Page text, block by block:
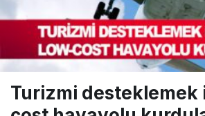
Turizmi desteklemek